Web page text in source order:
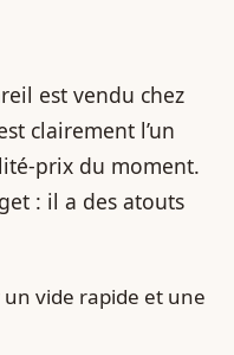
est vendu chez
clairement l’un
prix du moment.
: il a des atouts
vide rapide et une